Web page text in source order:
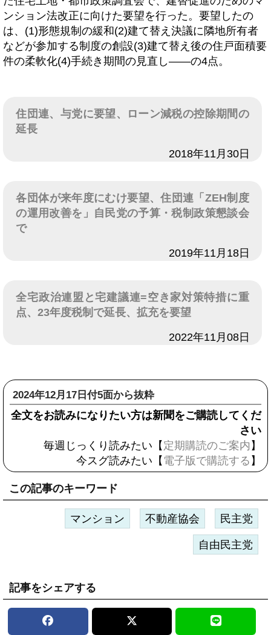
ンション法改正に向けた要望を行った。要望したの
は、(1)形態規制の緩和(2)建て替え決議に隣地所有者
などが参加する制度の創設(3)建て替え後の住戸面積要
件の柔軟化(4)手続き期間の見直し――の4点。
住団連、与党に要望、ローン減税の控除期間の
延長
2018年11月30日
各団体が来年度にむけ要望、住団連「ZEH制度
の運用改善を」自民党の予算・税制政策懇談会
で
2019年11月18日
全宅政治連盟と宅建議連=空き家対策特措に重
点、23年度税制で延長、拡充を要望
2022年11月08日
2024年12月17日付5面から抜粋
全文をお読みになりたい方は新聞をご購読してくだ
さい
毎週じっくり読みたい【 定期購読のご案内 】
今スグ読みたい【 電子版で購読する 】
この記事のキーワード
マンション 不動産協会 民主党
自由民主党
記事をシェアする